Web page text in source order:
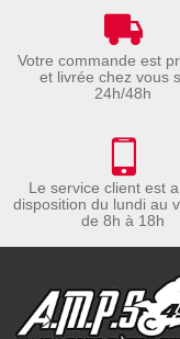
Votre commande est
et livrée chez vous
24h/48h
Le service client est
disposition du lundi au
de 8h à 18h